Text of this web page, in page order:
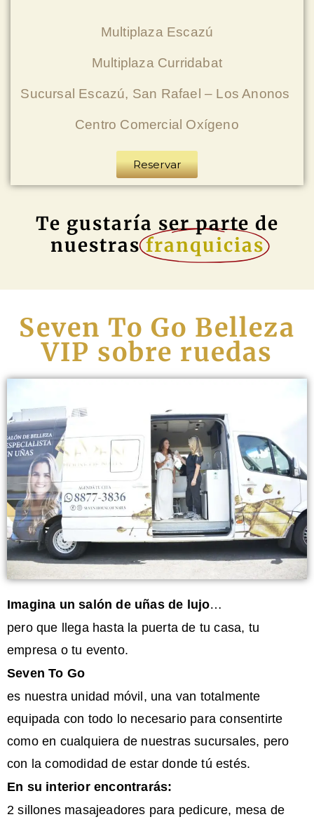
Multiplaza Escazú
Multiplaza Curridabat
Sucursal Escazú, San Rafael – Los Anonos
Centro Comercial Oxígeno
Reservar
Te gustaría ser parte de
nuestras franquicias
Seven To Go Belleza
VIP sobre ruedas
Imagina un salón de uñas de lujo…
pero que llega hasta la puerta de tu casa, tu
empresa o tu evento.
Seven To Go
es nuestra unidad móvil, una van totalmente
equipada con todo lo necesario para consentirte
como en cualquiera de nuestras sucursales, pero
con la comodidad de estar donde tú estés.
En su interior encontrarás:
2 sillones masajeadores para pedicure, mesa de